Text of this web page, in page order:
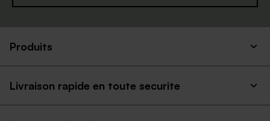
Pochon tissu 100% coton -
rose poudré
Produits
Livraison rapide en toute securite